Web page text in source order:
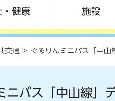
・健康 施設
交通 > ぐるりんミニバス「中山
ニバス「中山線」